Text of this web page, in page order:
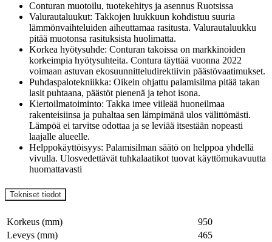
Conturan muotoilu, tuotekehitys ja asennus Ruotsissa
Valurautaluukut: Takkojen luukkuun kohdistuu suuria
lämmönvaihteluiden aiheuttamaa rasitusta. Valurautaluukku
pitää muotonsa rasituksista huolimatta.
Korkea hyötysuhde: Conturan takoissa on markkinoiden
korkeimpia hyötysuhteita. Contura täyttää vuonna 2022
voimaan astuvan ekosuunnitteludirektiivin päästövaatimukset.
Puhdaspalotekniikka: Oikein ohjattu palamisilma pitää takan
lasit puhtaana, päästöt pienenä ja tehot isona.
Kiertoilmatoiminto: Takka imee viileää huoneilmaa
rakenteisiinsa ja puhaltaa sen lämpimänä ulos välittömästi.
Lämpöä ei tarvitse odottaa ja se leviää itsestään nopeasti
laajalle alueelle.
Helppokäyttöisyys: Palamisilman säätö on helppoa yhdellä
vivulla. Ulosvedettävät tuhkalaatikot tuovat käyttömukavuutta
huomattavasti
Tekniset tiedot
Korkeus (mm)
950
Leveys (mm)
465